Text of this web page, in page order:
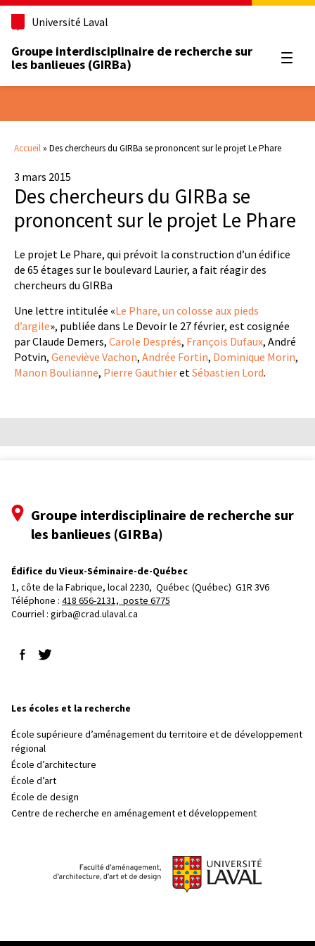
Université Laval
Groupe interdisciplinaire de recherche sur
les banlieues (GIRBa)
Accueil » Des chercheurs du GIRBa se prononcent sur le projet Le Phare
3 mars 2015
Des chercheurs du GIRBa se
prononcent sur le projet Le Phare
Le projet Le Phare, qui prévoit la construction d’un édifice
de 65 étages sur le boulevard Laurier, a fait réagir des
chercheurs du GIRBa
Une lettre intitulée «Le Phare, un colosse aux pieds
d’argile», publiée dans Le Devoir le 27 février, est cosignée
par Claude Demers, Carole Després, François Dufaux, André
Potvin, Geneviève Vachon, Andrée Fortin, Dominique Morin,
Manon Boulianne, Pierre GauthieretSébastien Lord.
Groupe interdisciplinaire de recherche sur
les banlieues (GIRBa)
Édifice du Vieux-Séminaire-de-Québec
1, côte de la Fabrique, local 2230, Québec (Québec)  G1R 3V6
Téléphone : 418 656-2131, poste 6775
Courriel : girba@crad.ulaval.ca
Suivez-nous sur Facebook
Suivez-nous sur Twitter
Les écoles et la recherche
École supérieure d’aménagement du territoire et de développement
régional
École d’architecture
École d’art
École de design
Centre de recherche en aménagement et développement